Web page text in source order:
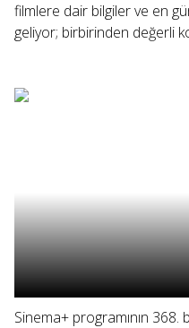
filmlere dair bilgiler ve en
geliyor; birbirinden değerli
Sinema+ programının